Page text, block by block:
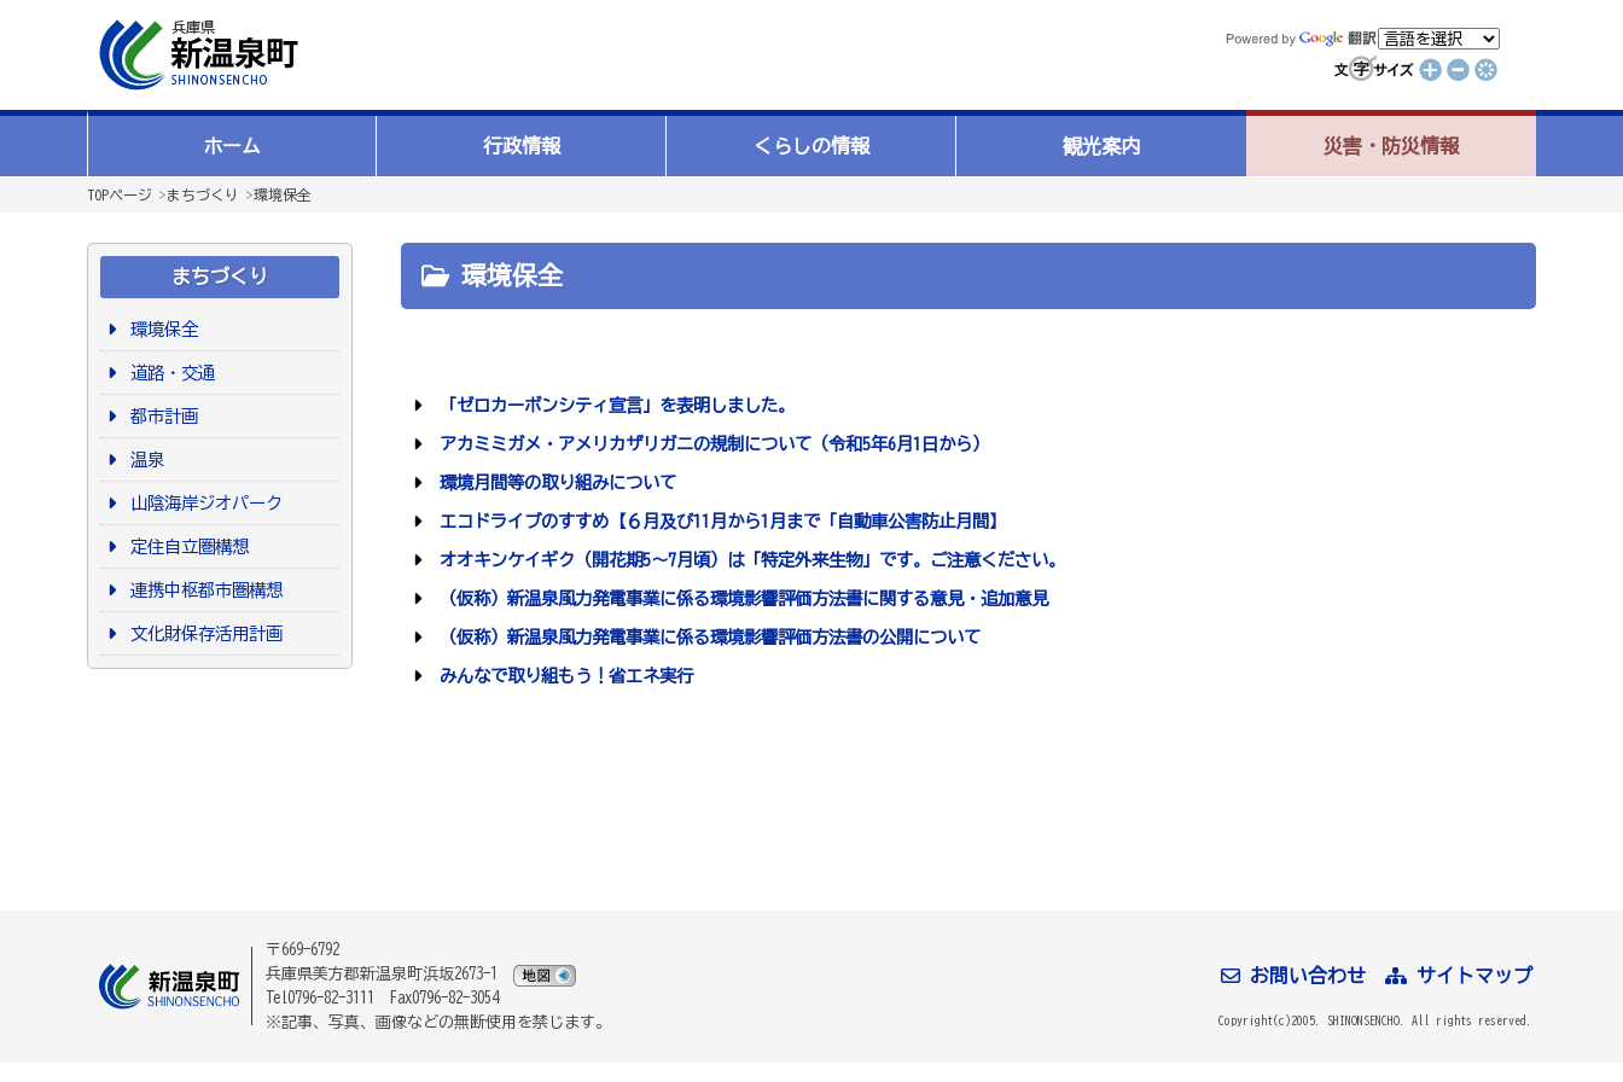
ホーム 行政情報 くらしの情報 観光案内 災害・防災情報
TOPページ >まちづくり >環境保全
まちづくり
環境保全
道路・交通
都市計画
温泉
山陰海岸ジオパーク
定住自立圏構想
連携中枢都市圏構想
文化財保存活用計画
環境保全
「ゼロカーボンシティ宣言」を表明しました。
アカミミガメ・アメリカザリガニの規制について（令和5年6月1日から）
環境月間等の取り組みについて
エコドライブのすすめ【６月及び11月から1月まで「自動車公害防止月間】
オオキンケイギク（開花期5～7月頃）は「特定外来生物」です。ご注意ください。
（仮称）新温泉風力発電事業に係る環境影響評価方法書に関する意見・追加意見
（仮称）新温泉風力発電事業に係る環境影響評価方法書の公開について
みんなで取り組もう！省エネ実行
〒669-6792
兵庫県美方郡新温泉町浜坂2673-1
Tel0796-82-3111 Fax0796-82-3054
※記事、写真、画像などの無断使用を禁じます。
お問い合わせ サイトマップ
Copyright(c)2005. SHINONSENCHO. All rights reserved.